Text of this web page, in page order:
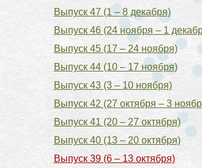
Выпуск 47 (1 – 8 декабря)
Выпуск 46 (24 ноября – 1
Выпуск 45 (17 – 24 ноября)
Выпуск 44 (10 – 17 ноября)
Выпуск 43 (3 – 10 ноября)
Выпуск 42 (27 октября – 3
Выпуск 41 (20 – 27 октября)
Выпуск 40 (13 – 20 октября)
Выпуск 39 (6 – 13 октября)